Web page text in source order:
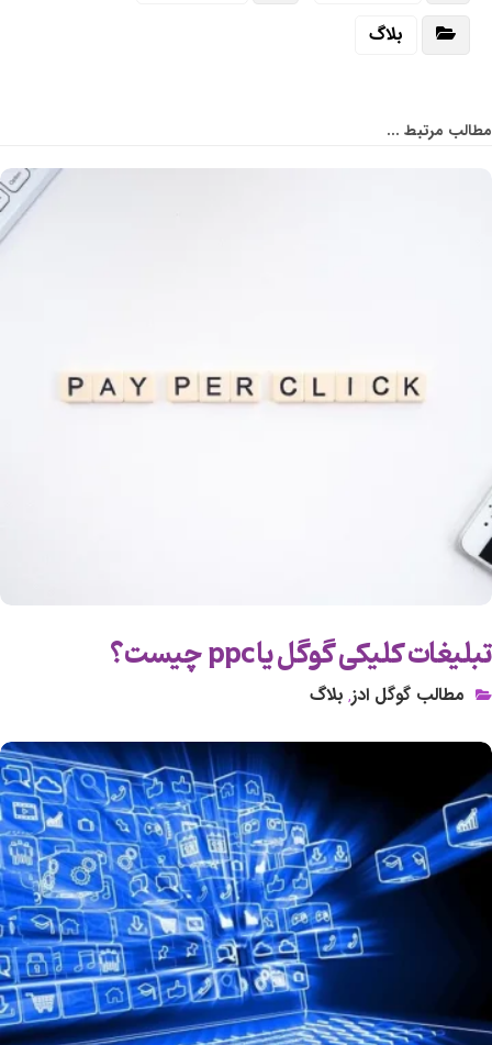
بلاگ
مطالب مرتبط ...
تبلیغات کلیکی گوگل یا ppc چیست؟
مطالب گوگل ادز, بلاگ